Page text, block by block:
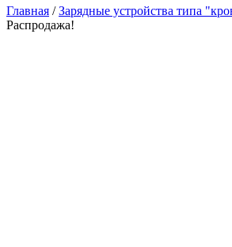
Главная /Зарядные устройства типа
Распродажа!